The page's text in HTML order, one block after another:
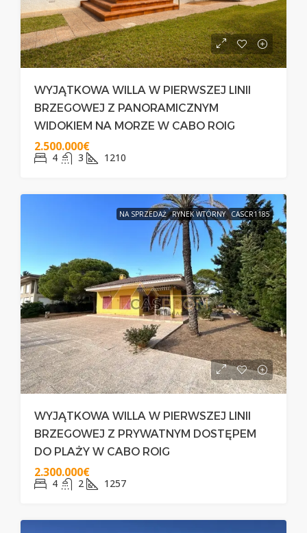
WYJĄTKOWA WILLA W PIERWSZEJ LINII
BRZEGOWEJ Z PANORAMICZNYM
WIDOKIEM NA MORZE W CABO ROIG
2.500.000€
4 3 1210
NA SPRZEDAŻ RYNEK WTÓRNY CASCR1185
WYJĄTKOWA WILLA W PIERWSZEJ LINII
BRZEGOWEJ Z PRYWATNYM DOSTĘPEM
DO PLAŻY W CABO ROIG
2.300.000€
4 2 1257